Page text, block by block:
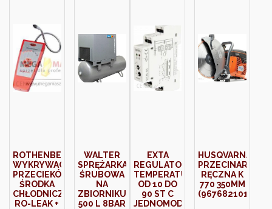
ROTHENBERGER
WYKRYWACZ
PRZECIEKÓW
ŚRODKA
CHŁODNICZEGO
RO-LEAK +
WALTER
SPRĘŻARKA
ŚRUBOWA
NA
ZBIORNIKU
500 L 8BAR
EXTA
REGULATOR
TEMPERATURY
OD 10 DO
90 ST C
JEDNOMODUŁOWY
HUSQVARNA
PRZECINARKA
RĘCZNA K
770 350MM
(967682101)